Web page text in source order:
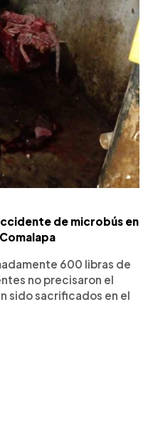
de microbús en
600 libras de
no precisaron el
sido sacrificados en el